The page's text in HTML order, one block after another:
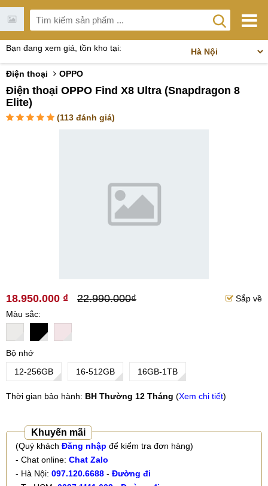
Bạn đang xem giá, tồn kho tại:
Điện thoại OPPO
Điện thoại OPPO Find X8 Ultra (Snapdragon 8
Elite)
(113 đánh giá)
18.950.000 ₫ 22.990.000₫
Sắp về
Màu sắc
Bộ nhớ
12-256GB
16-512GB 16GB-1TB
Thời gian bảo hành: BH Thường 12 Tháng (Xem chi tiết)
Khuyến mãi
(Quý khách Đăng nhập để kiểm tra đơn hàng)
- Chat online: Chat Zalo
- Hà Nội: 097.120.6688 - Đường đi